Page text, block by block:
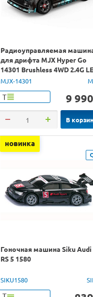
Радиоуправляемая
для дрифта MJX Hyper Go
14301 Brushless 4WD 2.4G
1/14 RTR
MJX-14301
Т 9 990
В
новинка
Гоночная машина Siku Audi
RS 5 1580
SIKU1580